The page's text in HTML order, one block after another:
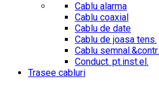
Cablu alarma
Cablu coaxial
Cablu de date
Cablu de joasa tens.
Cablu semnal.&contr.
Conduct. pt.inst.el.
Trasee cabluri